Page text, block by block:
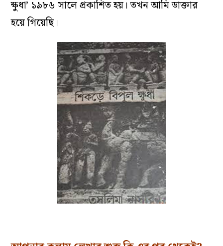
ক্ষুধা’ ১৯৮৬ সালেপ্রকাশিতহয়। তখনআমিডাক্তার
হয়েগিয়েছি।